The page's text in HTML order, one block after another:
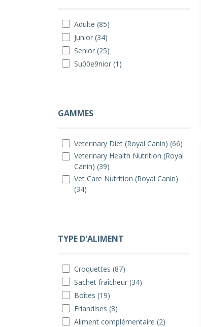
Adulte (85)
Junior (34)
Senior (25)
Su00e9nior (1)
GAMMES
Veterinary Diet (Royal Canin) (66)
Veterinary Health Nutrition (Royal
Canin) (39)
Vet Care Nutrition (Royal Canin)
(34)
TYPE D'ALIMENT
Croquettes (87)
Sachet fraîcheur (34)
Boîtes (19)
Friandises (8)
Aliment complémentaire (2)